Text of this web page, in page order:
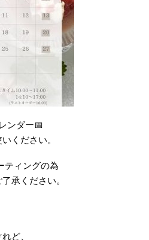
ンダー📅
ください。
ティングの為
承ください。
ど、